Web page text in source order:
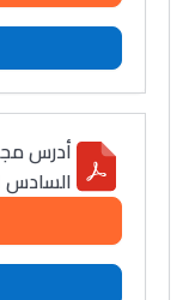
Vidéos
Vidéos
دليل المهن
أدرس
السادس